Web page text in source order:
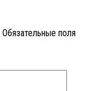
Обязательные поля